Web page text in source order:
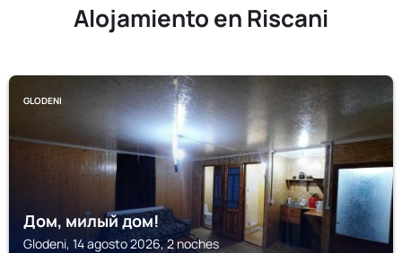
Alojamiento en Riscani
GLODENI
Дом, милый дом!
Glodeni, 14 agosto 2026, 2 noches